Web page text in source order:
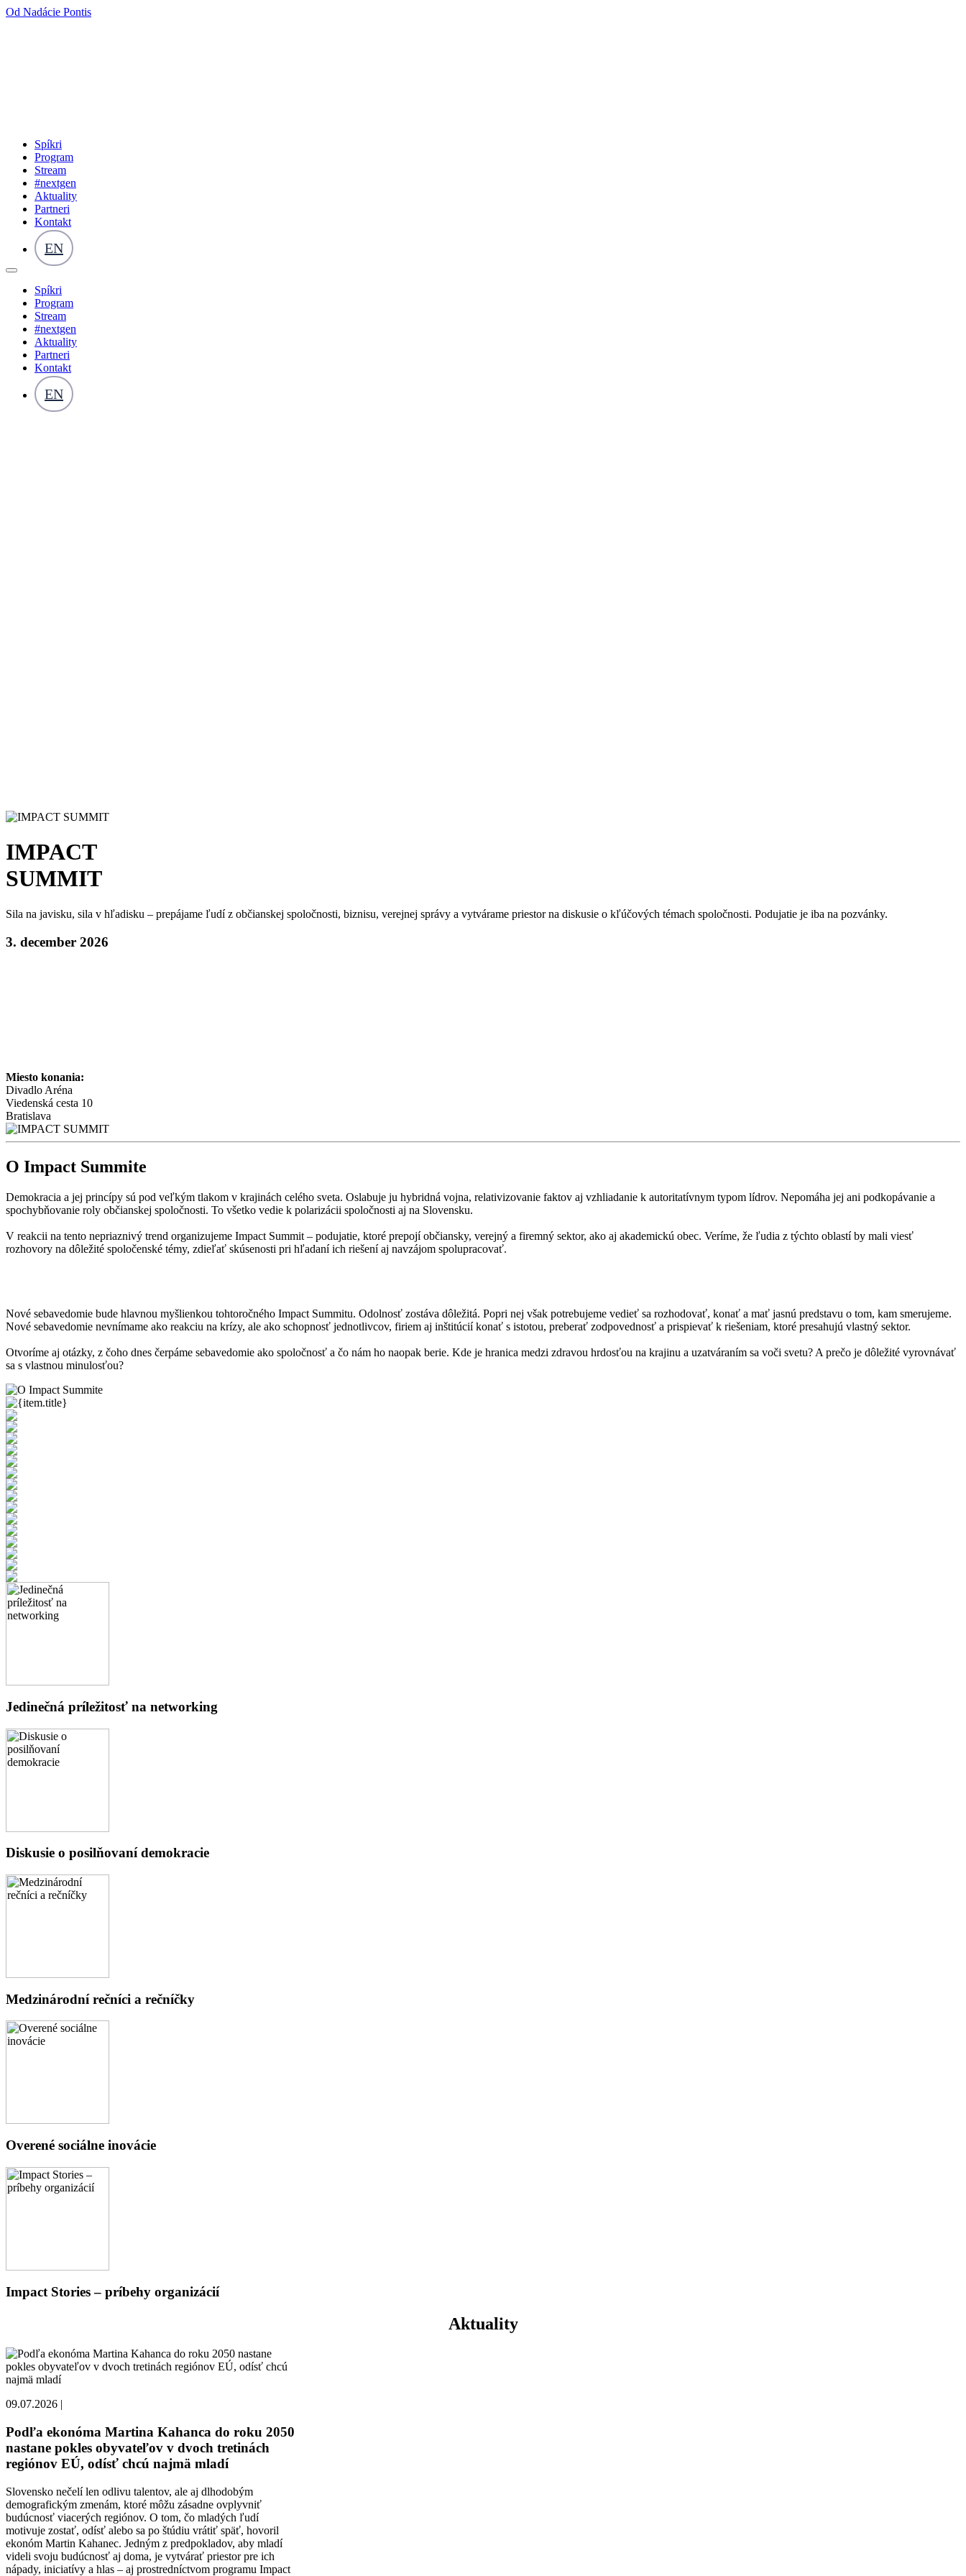
Od Nadácie Pontis
Spíkri
Program
Stream
#nextgen
Aktuality
Partneri
Kontakt
EN
Spíkri
Program
Stream
#nextgen
Aktuality
Partneri
Kontakt
EN
IMPACT
SUMMIT
Sila na javisku, sila v hľadisku – prepájame ľudí z občianskej spoločnosti, biznisu, verejnej správy a vytvárame priestor na diskusie o kľúčových témach spoločnosti. Podujatie je iba na pozvánky.
3. december 2026
Miesto konania:
Divadlo Aréna
Viedenská cesta 10
Bratislava
O Impact Summite
Demokracia a jej princípy sú pod veľkým tlakom v krajinách celého sveta. Oslabuje ju hybridná vojna, relativizovanie faktov aj vzhliadanie k autoritatívnym typom lídrov. Nepomáha jej ani podkopávanie a
spochybňovanie roly občianskej spoločnosti. To všetko vedie k polarizácii spoločnosti aj na Slovensku.
V reakcii na tento nepriaznivý trend organizujeme Impact Summit – podujatie, ktoré prepojí občiansky, verejný a firemný sektor, ako aj akademickú obec. Veríme, že ľudia z týchto oblastí by mali viesť
rozhovory na dôležité spoločenské témy, zdieľať skúsenosti pri hľadaní ich riešení aj navzájom spolupracovať.
Nové sebavedomie bude hlavnou myšlienkou tohtoročného Impact Summitu. Odolnosť zostáva dôležitá. Popri nej však potrebujeme vedieť sa rozhodovať, konať a mať jasnú predstavu o tom, kam smerujeme.
Nové sebavedomie nevnímame ako reakciu na krízy, ale ako schopnosť jednotlivcov, firiem aj inštitúcií konať s istotou, preberať zodpovednosť a prispievať k riešeniam, ktoré presahujú vlastný sektor.
Otvoríme aj otázky, z čoho dnes čerpáme sebavedomie ako spoločnosť a čo nám ho naopak berie. Kde je hranica medzi zdravou hrdosťou na krajinu a uzatváraním sa voči svetu? A prečo je dôležité vyrovnávať
sa s vlastnou minulosťou?
Jedinečná príležitosť na networking
Diskusie o posilňovaní demokracie
Medzinárodní rečníci a rečníčky
Overené sociálne inovácie
Impact Stories – príbehy organizácií
Aktuality
09.07.2026 |
Podľa ekonóma Martina Kahanca do roku 2050
nastane pokles obyvateľov v dvoch tretinách
regiónov EÚ, odísť chcú najmä mladí
Slovensko nečelí len odlivu talentov, ale aj dlhodobým
demografickým zmenám, ktoré môžu zásadne ovplyvniť
budúcnosť viacerých regiónov. O tom, čo mladých ľudí
motivuje zostať, odísť alebo sa po štúdiu vrátiť späť, hovoril
ekonóm Martin Kahanec. Jedným z predpokladov, aby mladí
videli svoju budúcnosť aj doma, je vytvárať priestor pre ich
nápady, iniciatívy a hlas – aj prostredníctvom programu Impact